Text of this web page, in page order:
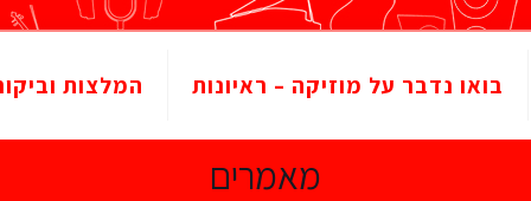
בואו נדבר על מוזיקה – ראיונות המלצות
מאמרים